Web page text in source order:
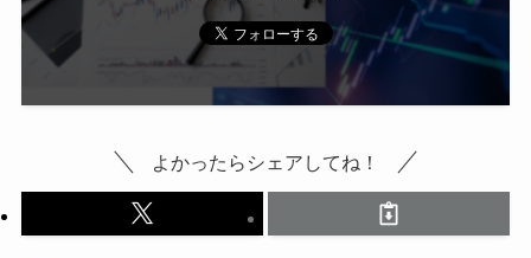
よかったらシェアしてね！